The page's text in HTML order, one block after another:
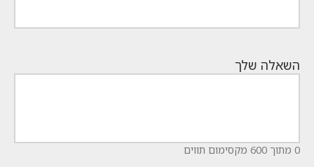
השאלה שלך
0 מתוך 600 מקסימום תווים